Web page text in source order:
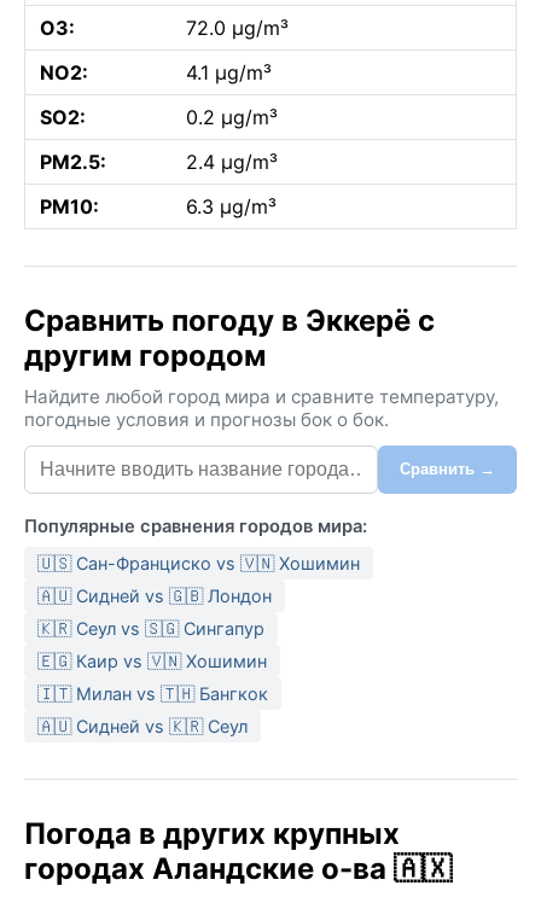
O3:
72.0 µg/m³
NO2:
4.1 µg/m³
SO2:
0.2 µg/m³
PM2.5:
2.4 µg/m³
PM10:
6.3 µg/m³
Сравнить погоду в Эккерё с
другим городом
Найдите любой город мира и сравните температуру,
погодные условия и прогнозы бок о бок.
Сравнить →
Популярные сравнения городов мира:
🇺🇸 Сан-Франциско vs 🇻🇳 Хошимин
🇦🇺 Сидней vs 🇬🇧 Лондон
🇰🇷 Сеул vs 🇸🇬 Сингапур
🇪🇬 Каир vs 🇻🇳 Хошимин
🇮🇹 Милан vs 🇹🇭 Бангкок
🇦🇺 Сидней vs 🇰🇷 Сеул
Погода в других крупных
городах Аландские о-ва 🇦🇽